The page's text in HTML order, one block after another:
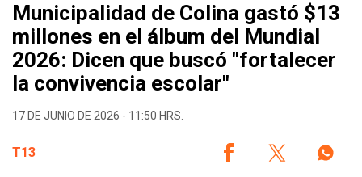
Municipalidad de Colina gastó $13
millones en el álbum del Mundial
2026: Dicen que buscó "fortalecer
la convivencia escolar"
17 DE JUNIO DE 2026 - 11:50 HRS.
T13